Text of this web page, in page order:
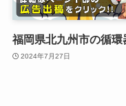
福岡県北九州市の循環
2024年7月27日